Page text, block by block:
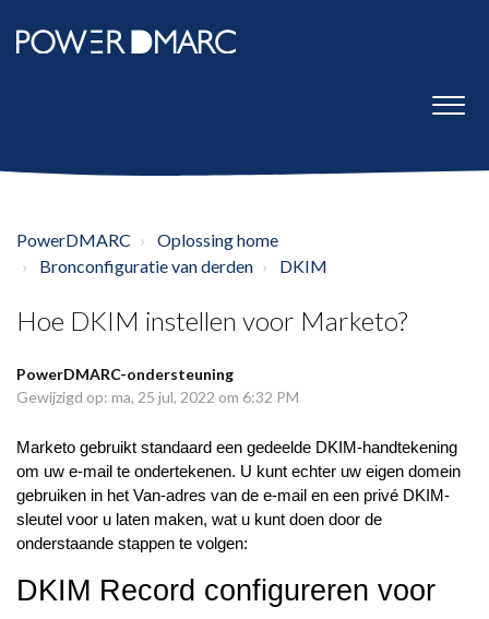
PowerDMARC
Oplossing home
Bronconfiguratie van derden
DKIM
Hoe DKIM instellen voor Marketo?
PowerDMARC-ondersteuning
Gewijzigd op: ma, 25 jul, 2022 om 6:32 PM
Marketo gebruikt standaard een gedeelde DKIM-handtekening
om uw e-mail te ondertekenen. U kunt echter uw eigen domein
gebruiken in het Van-adres van de e-mail en een privé DKIM-
sleutel voor u laten maken, wat u kunt doen door de
onderstaande stappen te volgen:
DKIM Record configureren voor